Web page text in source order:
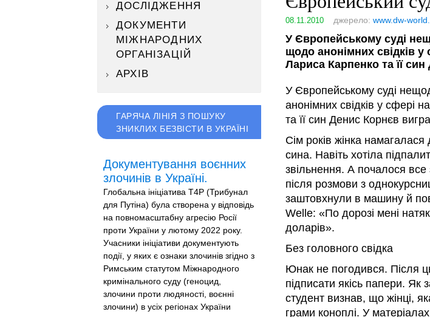
ДОСЛІДЖЕННЯ
ДОКУМЕНТИ
МІЖНАРОДНИХ
ОРГАНІЗАЦІЙ
АРХІВ
ГАРЯЧА ЛІНІЯ З ПОШУКУ
ЗНИКЛИХ БЕЗВІСТИ В УКРАЇНІ
Документування воєнних
злочинів в Україні.
Глобальна ініціатива T4P (Трибунал
для Путіна) була створена у відповідь
на повномасштабну агресію Росії
проти України у лютому 2022 року.
Учасники ініціативи документують
події, у яких є ознаки злочинів згідно з
Римським статутом Міжнародного
кримінального суду (геноцид,
злочини проти людяності, воєнні
злочини) в усіх регіонах України
08.11.2010 джерело: www.dw-
У Європейському суді
щодо анонімних свідків у
Лариса Карпенко та її
У Європейському суді
анонімних свідків у сфері
та її син Денис Корнєв
Сім років жінка
сина. Навіть хотіла
звільнення. А почалося
після розмови з
заштовхнули в машину й
Welle: «По дорозі мені
доларів».
Без головного свідка
Юнак не погодився. Після
підписати якісь папери.
студент визнав, що жінці,
грами коноплі. У